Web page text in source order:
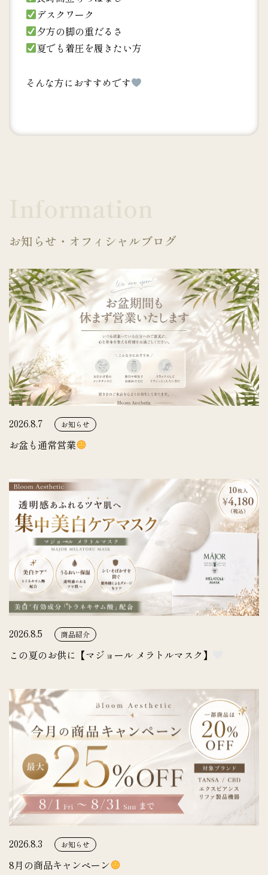
デスクワーク
夕方の脚の重だるさ
夏でも着圧を履きたい方
そんな方におすすめです
お知らせ・オフィシャルブログ
2026.8.7 お知らせ
お盆も通常営業
2026.8.5 商品紹介
この夏のお供に【マジョール メラトルマスク】
2026.8.3 お知らせ
8月の商品キャンペーン